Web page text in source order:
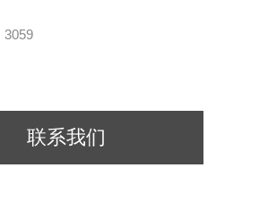
3059
联系我们